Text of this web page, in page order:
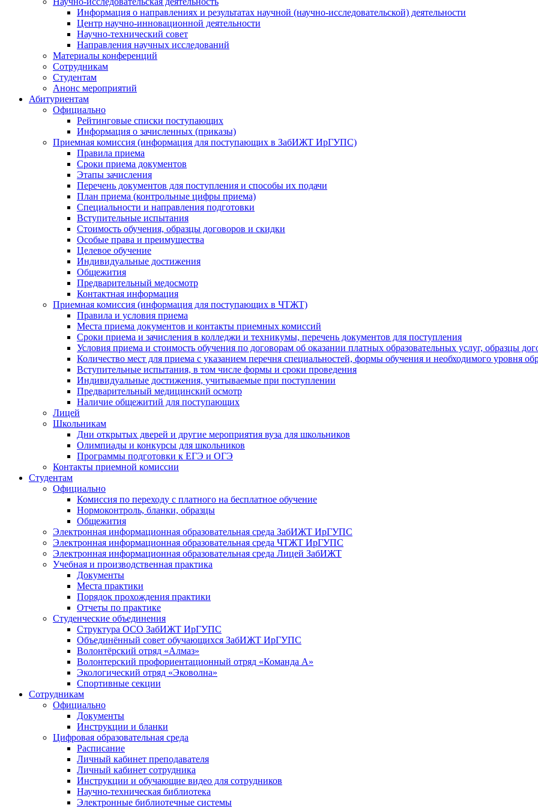
Информация о направлениях и результатах научной (научно-исследовательской) деятельности
Центр научно-инновационной деятельности
Научно-технический совет
Направления научных исследований
Материалы конференций
Сотрудникам
Студентам
Анонс мероприятий
Абитуриентам
Официально
Рейтинговые списки поступающих
Информация о зачисленных (приказы)
Приемная комиссия (информация для поступающих в ЗабИЖТ ИрГУПС)
Правила приема
Сроки приема документов
Этапы зачисления
Перечень документов для поступления и способы их подачи
План приема (контрольные цифры приема)
Специальности и направления подготовки
Вступительные испытания
Стоимость обучения, образцы договоров и скидки
Особые права и преимущества
Целевое обучение
Индивидуальные достижения
Общежития
Предварительный медосмотр
Контактная информация
Приемная комиссия (информация для поступающих в ЧТЖТ)
Правила и условия приема
Места приема документов и контакты приемных комиссий
Сроки приема и зачисления в колледжи и техникумы, перечень документов для поступления
Условия приема и стоимость обучения по договорам об оказании платных образовательных услуг, образцы
Количество мест для приема с указанием перечня специальностей, формы обучения и необходимого уровня
Вступительные испытания, в том числе формы и сроки проведения
Индивидуальные достижения, учитываемые при поступлении
Предварительный медицинский осмотр
Наличие общежитий для поступающих
Лицей
Школьникам
Дни открытых дверей и другие мероприятия вуза для школьников
Олимпиады и конкурсы для школьников
Программы подготовки к ЕГЭ и ОГЭ
Контакты приемной комиссии
Студентам
Официально
Комиссия по переходу с платного на бесплатное обучение
Нормоконтроль, бланки, образцы
Общежития
Электронная информационная образовательная среда ЗабИЖТ ИрГУПС
Электронная информационная образовательная среда ЧТЖТ ИрГУПС
Электронная информационная образовательная среда Лицей ЗабИЖТ
Учебная и производственная практика
Документы
Места практики
Порядок прохождения практики
Отчеты по практике
Студенческие объединения
Структура ОСО ЗабИЖТ ИрГУПС
Объединённый совет обучающихся ЗабИЖТ ИрГУПС
Волонтёрский отряд «Алмаз»
Волонтерский профориентационный отряд «Команда А»
Экологический отряд «Эковолна»
Спортивные секции
Сотрудникам
Официально
Документы
Инструкции и бланки
Цифровая образовательная среда
Расписание
Личный кабинет преподавателя
Личный кабинет сотрудника
Инструкции и обучающие видео для сотрудников
Научно-техническая библиотека
Электронные библиотечные системы